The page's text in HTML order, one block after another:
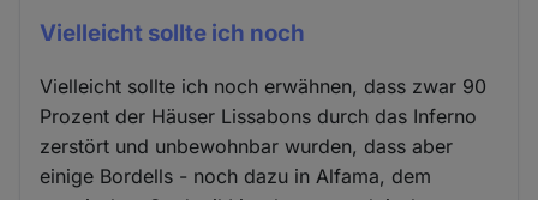
Vielleicht sollte ich noch
Vielleicht sollte ich noch erwähnen, dass zwar 90
Prozent der Häuser Lissabons durch das Inferno
zerstört und unbewohnbar wurden, dass aber
einige Bordells - noch dazu in Alfama, dem